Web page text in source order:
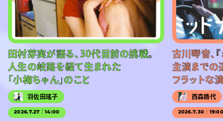
田村芽実が語る、30代目前の挑戦。
人生の岐路を経て生まれた
「小梅ちゃん」のこと
羽佐田瑤子
2026.7.27｜14:00
古川琴音、
主演までの
フラットな
西森路代
2026.7.30｜